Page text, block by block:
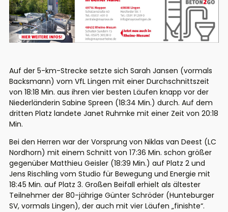
Auf der 5-km-Strecke setzte sich Sarah Jansen (vormals
Backsmann) vom VfL Lingen mit einer Durchschnittszeit
von 18:18 Min. aus ihren vier besten Läufen knapp vor der
Niederländerin Sabine Spreen (18:34 Min.) durch. Auf dem
dritten Platz landete Janet Ruhmke mit einer Zeit von 20:18
Min.
Bei den Herren war der Vorsprung von Niklas van Deest (LC
Nordhorn) mit einem Schnitt von 17:36 Min. schon größer
gegenüber Matthieu Geisler (18:39 Min.) auf Platz 2 und
Jens Rischling vom Studio für Bewegung und Energie mit
18:45 Min. auf Platz 3. Großen Beifall erhielt als ältester
Teilnehmer der 80-jährige Günter Schröder (Hunteburger
SV, vormals Lingen), der auch mit vier Läufen „finishte“.